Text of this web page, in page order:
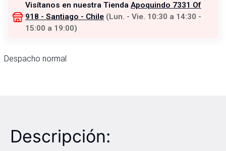
Visítanos en nuestra Tienda Apoquindo 7331 Of
918 - Santiago - Chile (Lun. - Vie. 10:30 a 14:30 -
15:00 a 19:00)
Despacho normal
Descripción: